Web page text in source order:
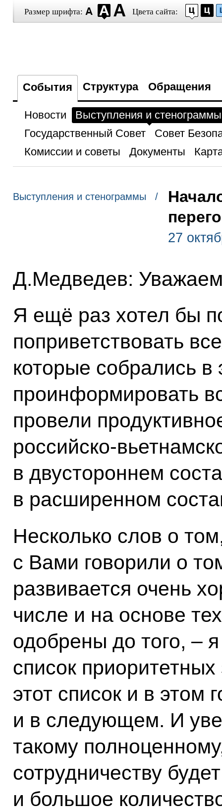
Размер шрифта: Цвета сайта:
События Структура Обращения
Новости
Выступления и стенограммы
Государственный Совет
Совет
Комиссии и советы
Документы
Выступления и стенограммы /
27
Д.Медведев:
Я ещё раз хотел бы
поприветствовать
которые собрались
проинформировать
провели
российско-
в двустороннем
в расширенном
Несколько слов о
с Вами говорили о
развивается очень
числе и на основе
одобрены до того, –
список
этот список и в этом
и в следующем. И
такому
сотрудничеству
и большое